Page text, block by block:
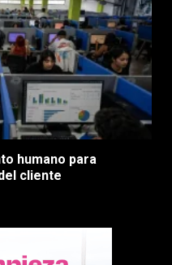
humano para
cliente